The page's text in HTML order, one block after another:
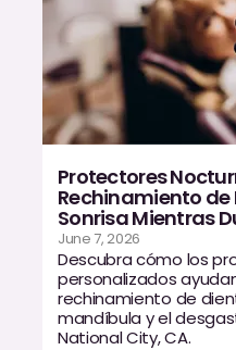
Protectores
Rechinamiento de
Sonrisa Mientras
June 7, 2026
Descubra cómo los
personalizados
rechinamiento de
mandíbula y el
National City, CA.